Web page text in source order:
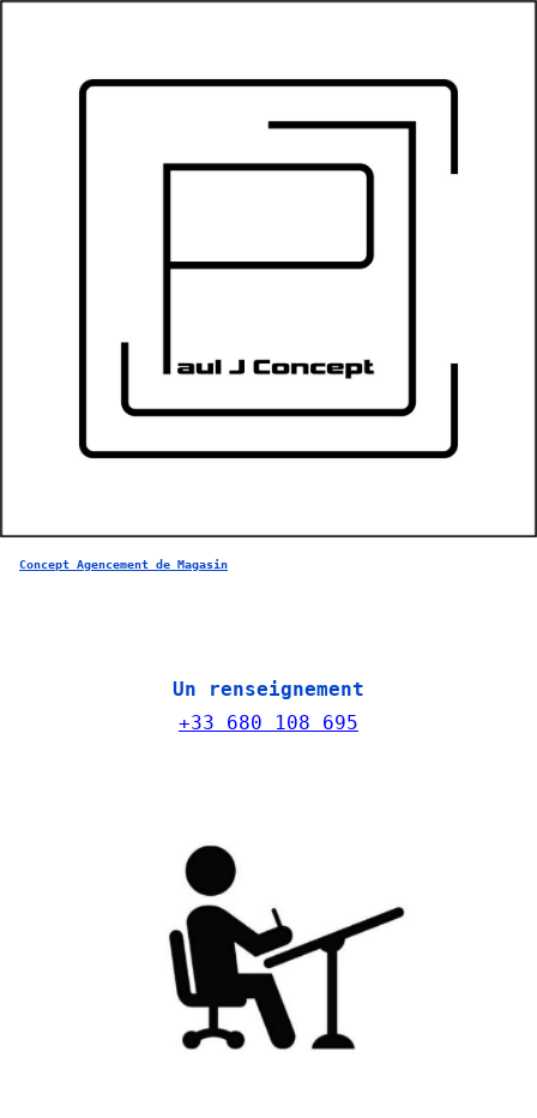
Concept Agencement de Magasin
Un renseignement
+33 680 108 695